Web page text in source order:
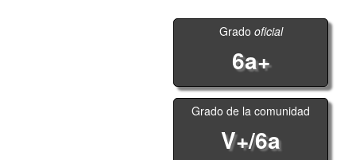
Grado oficial
6a+
Grado de la comunidad
V+/6a